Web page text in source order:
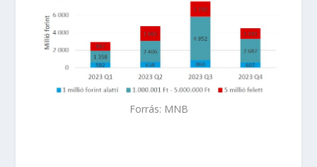
Forrás: MNB